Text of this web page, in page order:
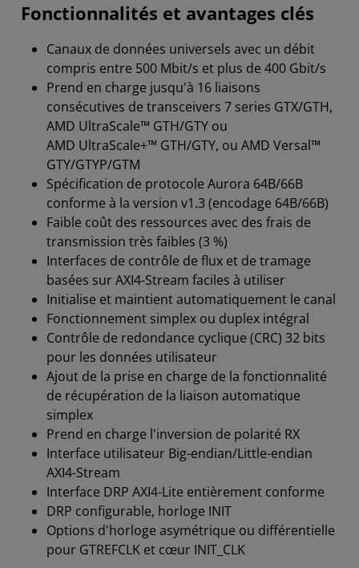
Fonctionnalités et avantages clés
Canaux de données universels avec un débit
compris entre 500 Mbit/s et plus de 400 Gbit/s
Prend en charge jusqu'à 16 liaisons
consécutives de transceivers 7 series GTX/GTH,
AMD UltraScale™ GTH/GTY ou
AMD UltraScale+™ GTH/GTY, ou AMD Versal™
GTY/GTYP/GTM
Spécification de protocole Aurora 64B/66B
conforme à la version v1.3 (encodage 64B/66B)
Faible coût des ressources avec des frais de
transmission très faibles (3 %)
Interfaces de contrôle de flux et de tramage
basées sur AXI4-Stream faciles à utiliser
Initialise et maintient automatiquement le canal
Fonctionnement simplex ou duplex intégral
Contrôle de redondance cyclique (CRC) 32 bits
pour les données utilisateur
Ajout de la prise en charge de la fonctionnalité
de récupération de la liaison automatique
simplex
Prend en charge l'inversion de polarité RX
Interface utilisateur Big-endian/Little-endian
AXI4-Stream
Interface DRP AXI4-Lite entièrement conforme
DRP configurable, horloge INIT
Options d'horloge asymétrique ou différentielle
pour GTREFCLK et cœur INIT_CLK